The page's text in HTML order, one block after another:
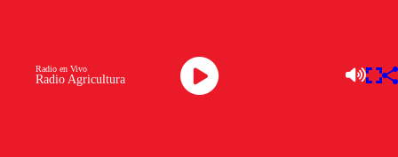
Radio Agricultura
Radio en Vivo